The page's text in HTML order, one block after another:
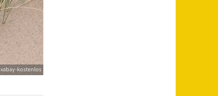
kostenlos